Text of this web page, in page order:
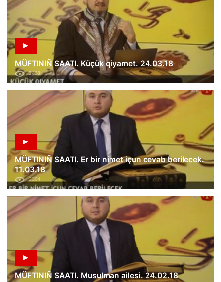
MÜFTINIÑ SAATI. Küçük qiyamet. 24.03.18
2438
MÜFTINIÑ SAATI. Er bir nimet içun cevab berilecek.
11.03.18
2304
MÜFTINIÑ SAATI. Musulman ailesi. 24.02.18